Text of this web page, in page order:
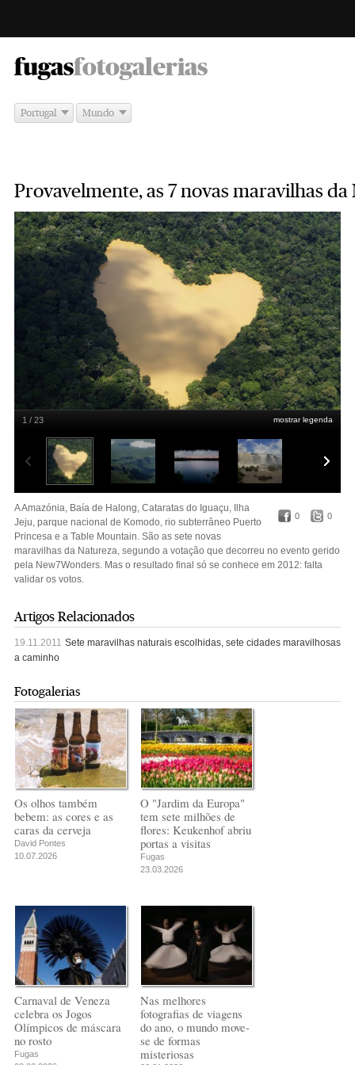
fugas -
fotogalerias
Portugal Mundo
Provavelmente, as 7 novas maravilhas da
mostrar legenda
1 / 23
0 0
A Amazónia, Baía de Halong, Cataratas do Iguaçu, Ilha
Jeju, parque nacional de Komodo, rio subterrâneo Puerto
Princesa e a Table Mountain. São as sete novas
maravilhas da Natureza, segundo a votação que decorreu no evento gerido
pela New7Wonders. Mas o resultado final só se conhece em 2012: falta
validar os votos.
Artigos Relacionados
19.11.2011 Sete maravilhas naturais escolhidas, sete cidades maravilhosas
a caminho
Fotogalerias
Os olhos também
bebem: as cores e as
caras da cerveja
David Pontes
10.07.2026
O "Jardim da Europa"
tem sete milhões de
flores: Keukenhof abriu
portas a visitas
Fugas
23.03.2026
Carnaval de Veneza
celebra os Jogos
Olímpicos de máscara
no rosto
Fugas
Nas melhores
fotografias de viagens
do ano, o mundo move-
se de formas
misteriosas